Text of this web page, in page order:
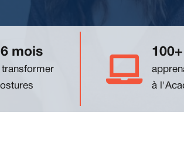
mois
transformer
100+
à